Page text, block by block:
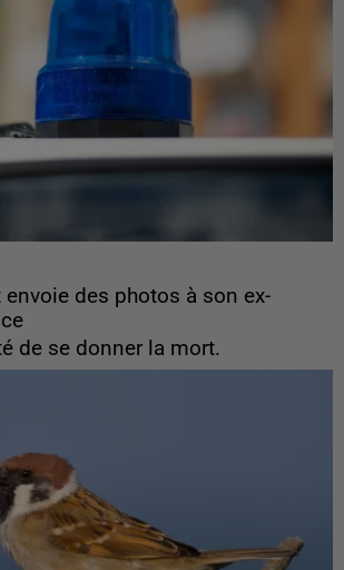
des photos à son ex-
de se donner la mort.